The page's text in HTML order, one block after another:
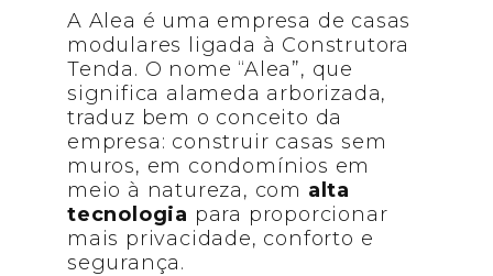
A Alea é uma empresa de casas
modulares ligada à Construtora
Tenda. O nome “Alea”, que
significa alameda arborizada,
traduz bem o conceito da
empresa: construir casas sem
muros, em condomínios em
meio à natureza, com alta
tecnologia para proporcionar
mais privacidade, conforto e
segurança.